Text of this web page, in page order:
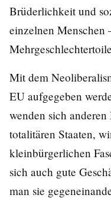
Brüderlichkeit und
einzelnen Menschen
Mit dem
EU aufgegeben
wenden sich
totalitären Staaten,
kleinbürgerlichen
sich auch gute
man sie